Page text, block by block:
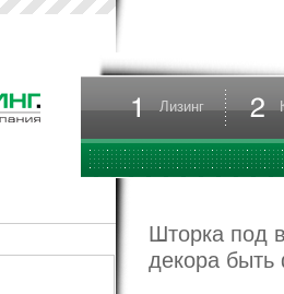
Лизинг
Шторка под
декора